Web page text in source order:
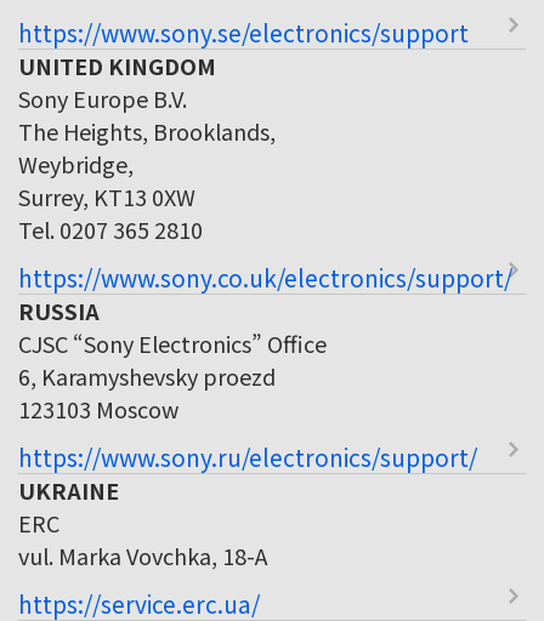
https://www.sony.se/electronics/support
UNITED KINGDOM
Sony Europe B.V.
The Heights, Brooklands,
Weybridge,
Surrey, KT13 0XW
Tel. 0207 365 2810
https://www.sony.co.uk/electronics/support/
RUSSIA
CJSC “Sony Electronics” Office
6, Karamyshevsky proezd
123103 Moscow
https://www.sony.ru/electronics/support/
UKRAINE
ERC
vul. Marka Vovchka, 18-A
https://service.erc.ua/